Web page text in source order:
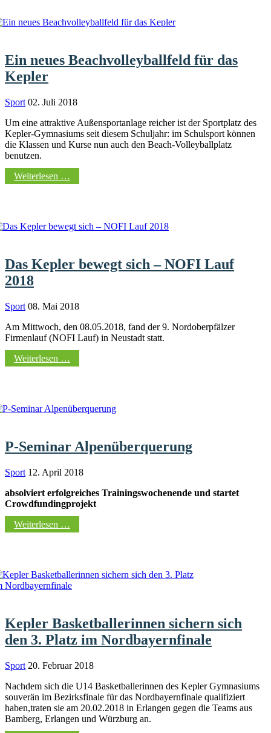
Ein neues Beachvolleyballfeld für das
Kepler
Sport 02. Juli 2018
Um eine attraktive Außensportanlage reicher ist der Sportplatz des
Kepler-Gymnasiums seit diesem Schuljahr: im Schulsport können
die Klassen und Kurse nun auch den Beach-Volleyballplatz
benutzen.
Weiterlesen …
Das Kepler bewegt sich – NOFI Lauf
2018
Sport 08. Mai 2018
Am Mittwoch, den 08.05.2018, fand der 9. Nordoberpfälzer
Firmenlauf (NOFI Lauf) in Neustadt statt.
Weiterlesen …
P-Seminar Alpenüberquerung
Sport 12. April 2018
absolviert erfolgreiches Trainingswochenende und startet
Crowdfundingprojekt
Weiterlesen …
Kepler Basketballerinnen sichern sich
den 3. Platz im Nordbayernfinale
Sport 20. Februar 2018
Nachdem sich die U14 Basketballerinnen des Kepler Gymnasiums
souverän im Bezirksfinale für das Nordbayernfinale qualifiziert
haben,traten sie am 20.02.2018 in Erlangen gegen die Teams aus
Bamberg, Erlangen und Würzburg an.